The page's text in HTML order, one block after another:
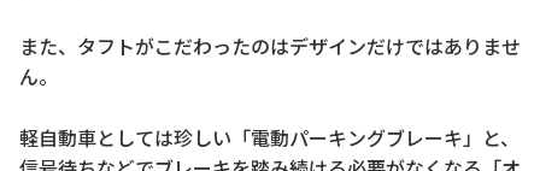
また、タフトがこだわったのはデザインだけではありませ
ん。
軽自動車としては珍しい「電動パーキングブレーキ」と、